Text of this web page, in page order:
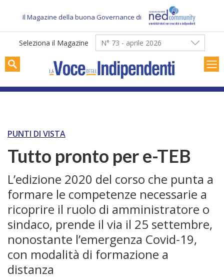
content
Il Magazine della buona Governance di
Seleziona il Magazine N° 73 - aprile 2026
PUNTI DI VISTA
Tutto pronto per e-TEB
L’edizione 2020 del corso che punta a
formare le competenze necessarie a
ricoprire il ruolo di amministratore o
sindaco, prende il via il 25 settembre,
nonostante l’emergenza Covid-19,
con modalità di formazione a
distanza